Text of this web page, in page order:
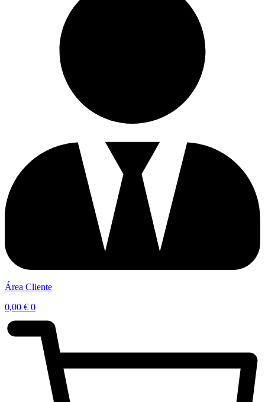
Área Cliente
0,00 € 0